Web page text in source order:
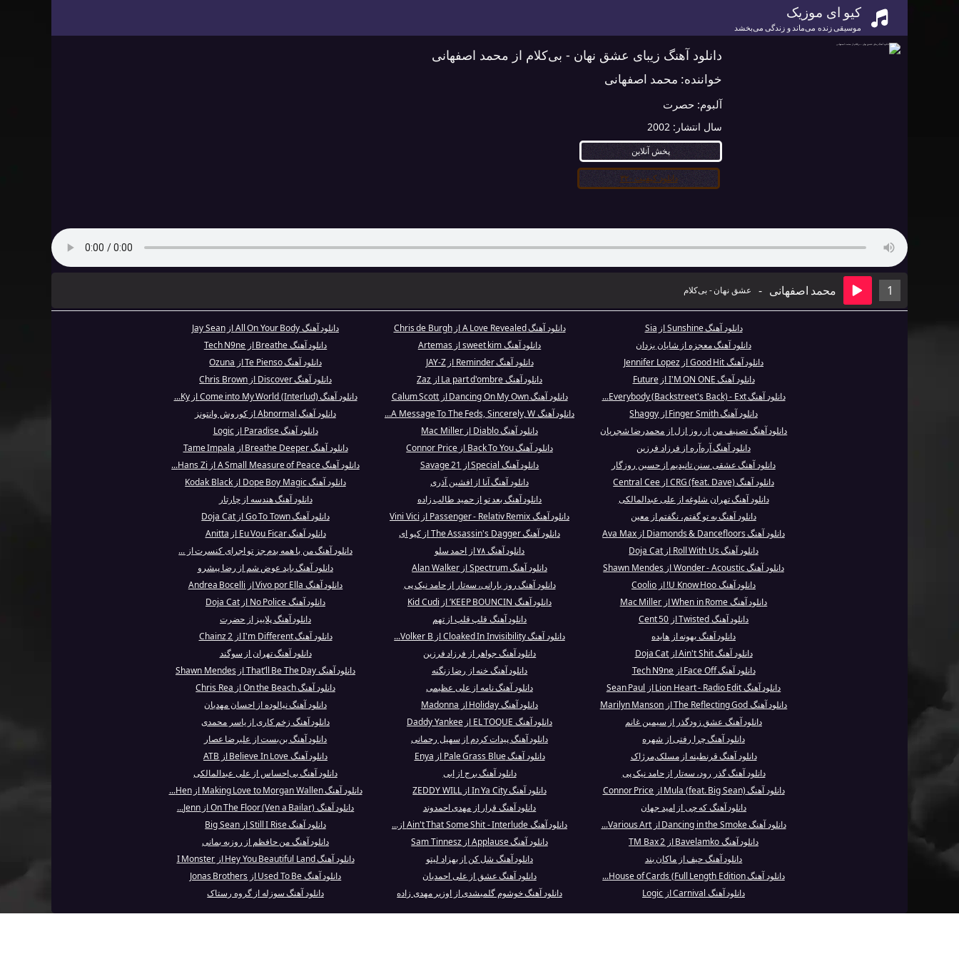
کیو ای موزیک
موسیقی زنده می‌ماند و زندگی می‌بخشد
دانلود آهنگ زیبای عشق نهان - بی‌کلام از محمد اصفهانی
خواننده: محمد اصفهانی
آلبوم: حصرت
سال انتشار: 2002
پخش آنلاین
دانلود کیفیت ۳۲۰
1 محمد اصفهانی - عشق نهان - بی‌کلام
دانلود آهنگ Sunshine از Sia دانلود آهنگ A Love Revealed از Chris de Burgh
دانلود آهنگ All On Your Body از Jay Sean
دانلود آهنگ معجزه از شایان یزدان
دانلود آهنگ sweet kim از Artemas
دانلود آهنگ Breathe از Tech N9ne
دانلود آهنگ Good Hit از Jennifer Lopez
دانلود آهنگ Reminder از JAY-Z
دانلود آهنگ Te Pienso از Ozuna
دانلود آهنگ I'M ON ONE از Future
دانلود آهنگ La part d'ombre از Zaz
دانلود آهنگ Discover از Chris Brown
دانلود آهنگ Everybody (Backstreet's Back) - Ext...
دانلود آهنگ Dancing On My Own از Calum Scott
دانلود آهنگ Come into My World (Interlud) از Ky...
دانلود آهنگ Finger Smith از Shaggy
دانلود آهنگ A Message To The Feds, Sincerely, W...
دانلود آهنگ Abnormal از کوروش وانتونز
دانلود آهنگ تصنیف من از روز ازل از محمدرضا شجریان
دانلود آهنگ Diablo از Mac Miller
دانلود آهنگ Paradise از Logic
دانلود آهنگ آره‌آره از فرزاد فرزین
دانلود آهنگ Back To You از Connor Price
دانلود آهنگ Breathe Deeper از Tame Impala
دانلود آهنگ عشقی سنن تانیدیم از حسین روزگار
دانلود آهنگ Special از 21 Savage
دانلود آهنگ A Small Measure of Peace از Hans Zi...
دانلود آهنگ CRG (feat. Dave) از Central Cee
دانلود آهنگ آنا از افشین آذری
دانلود آهنگ Dope Boy Magic از Kodak Black
دانلود آهنگ تهران شلوغه از علی عبدالمالکی
دانلود آهنگ بعد تو از حمید طالب زاده
دانلود آهنگ هندسه از چارتار
دانلود آهنگ به تو گفتم، نگفتم از معین
دانلود آهنگ Passenger - Relativ Remix از Vini Vici
دانلود آهنگ Go To Town از Doja Cat
دانلود آهنگ Diamonds & Dancefloors از Ava Max
دانلود آهنگ The Assassin's Dagger از کیو ای
دانلود آهنگ Eu Vou Ficar از Anitta
دانلود آهنگ Roll With Us از Doja Cat
دانلود آهنگ ۷۸ از احمد سلو
دانلود آهنگ من با همه بدم جز تو اجرای کنسرت از ...
دانلود آهنگ Wonder - Acoustic از Shawn Mendes
دانلود آهنگ Spectrum از Alan Walker
دانلود آهنگ باید عوض شم از رضا پیشرو
دانلود آهنگ U Know Hoo! از Coolio
دانلود آهنگ روز بارانی، سه‌تار از حامد نیک پی
دانلود آهنگ Vivo por Ella از Andrea Bocelli
دانلود آهنگ When in Rome از Mac Miller
دانلود آهنگ KEEP BOUNCIN’ از Kid Cudi
دانلود آهنگ No Police از Doja Cat
دانلود آهنگ Twisted از 50 Cent
دانلود آهنگ قلپ قلپ از تهم
دانلود آهنگ پلاییز از حضرت
دانلود آهنگ بهونه از هایده
دانلود آهنگ Cloaked In Invisibility از Volker B...
دانلود آهنگ I'm Different از 2 Chainz
دانلود آهنگ Ain't Shit از Doja Cat
دانلود آهنگ جواهر از فرزاد فرزین
دانلود آهنگ تهران از سوگند
دانلود آهنگ Face Off از Tech N9ne
دانلود آهنگ خنه از رضا زنگنه
دانلود آهنگ That’ll Be The Day از Shawn Mendes
دانلود آهنگ Lion Heart - Radio Edit از Sean Paul
دانلود آهنگ نامه از علی عظیمی
دانلود آهنگ On the Beach از Chris Rea
دانلود آهنگ The Reflecting God از Marilyn Manson
دانلود آهنگ Holiday از Madonna
دانلود آهنگ نیالوده از احسان مهدیان
دانلود آهنگ عشق زودگذر از سیمین غانم
دانلود آهنگ EL TOQUE از Daddy Yankee
دانلود آهنگ زخم کاری از یاسر محمدی
دانلود آهنگ چرا رفتی از شهره
دانلود آهنگ پیدات کردم از سهیل رحمانی
دانلود آهنگ بن‌بست از علیرضا عصار
دانلود آهنگ قرنطینه از مسلک,مرژاک
دانلود آهنگ Pale Grass Blue از Enya
دانلود آهنگ Believe In Love از ATB
دانلود آهنگ گذر رود، سه‌تار از حامد نیک پی
دانلود آهنگ برج از ابی
دانلود آهنگ بی‌احساس از علی عبدالمالکی
دانلود آهنگ Mula (feat. Big Sean) از Connor Price
دانلود آهنگ In Ya City از ZEDDY WILL
دانلود آهنگ Making Love to Morgan Wallen از Hen...
دانلود آهنگ که چی از امید جهان
دانلود آهنگ قرار از مهدی احمدوند
دانلود آهنگ On The Floor (Ven a Bailar) از Jenn...
دانلود آهنگ Dancing in the Smoke از Various Art...
دانلود آهنگ Ain't That Some Shit - Interlude از...
دانلود آهنگ Still I Rise از Big Sean
دانلود آهنگ Bavelamko از TM Bax 2
دانلود آهنگ Applause از Sam Tinnesz
دانلود آهنگ من حافظم از روزبه بمانی
دانلود آهنگ حیف از ماکان بند
دانلود آهنگ شل کن از بهزاد لیتو
دانلود آهنگ Hey You Beautiful Land از I Monster
دانلود آهنگ House of Cards (Full Length Edition...
دانلود آهنگ عشق از علی احمدیان
دانلود آهنگ Used To Be از Jonas Brothers
دانلود آهنگ Carnival از Logic
دانلود آهنگ خوشوم گلمیشدی از اوزیر مهدی زاده دانلود آهنگ سوزله از گروه رستاک